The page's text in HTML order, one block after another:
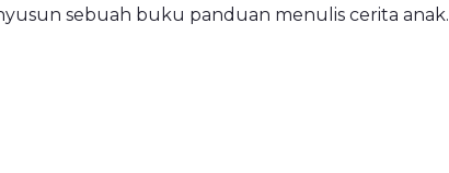
sebuah buku panduan menulis cerita anak.